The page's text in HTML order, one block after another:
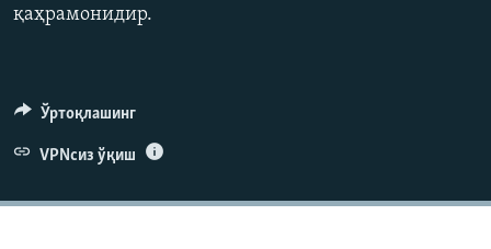
қаҳрамонидир.
Ўртоқлашинг
VPNсиз ўқиш